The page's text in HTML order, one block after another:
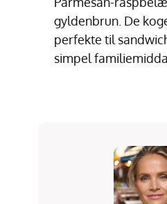
gyldenbrun. De
perfekte til
simpel